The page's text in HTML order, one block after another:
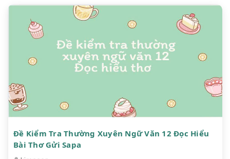
Đề Kiểm Tra Thường Xuyên Ngữ Văn 12 Đọc Hiểu
Bài Thơ Gửi Sapa